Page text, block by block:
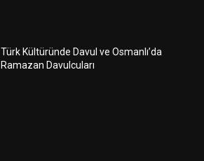
Türk Kültüründe Davul ve Osmanlı’da
Ramazan Davulcuları